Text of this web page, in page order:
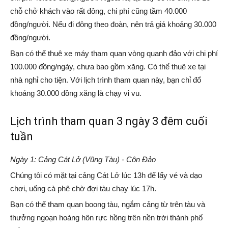
chỗ chở khách vào rất đông, chi phí cũng tầm 40.000
đồng/người. Nếu đi đông theo đoàn, nên trả giá khoảng 30.000
đồng/người.
Bạn có thể thuê xe máy tham quan vòng quanh đảo với chi phí
100.000 đồng/ngày, chưa bao gồm xăng. Có thể thuê xe tại
nhà nghỉ cho tiện. Với lịch trình tham quan này, bạn chỉ đổ
khoảng 30.000 đồng xăng là chạy vi vu.
Lịch trình tham quan 3 ngày 3 đêm cuối
tuần
Ngày 1: Cảng Cát Lở (Vũng Tàu) - Côn Đảo
Chúng tôi có mặt tại cảng Cát Lở lúc 13h để lấy vé và dạo
chơi, uống cà phê chờ đợi tàu chạy lúc 17h.
Bạn có thể tham quan boong tàu, ngắm cảng từ trên tàu và
thưởng ngoạn hoàng hôn rực hồng trên nền trời thành phố